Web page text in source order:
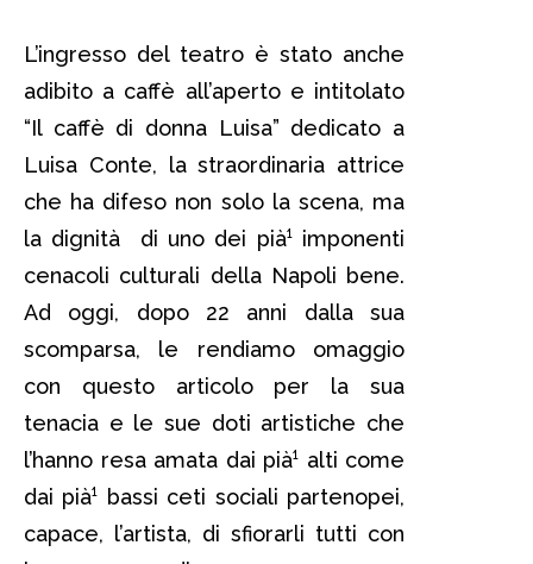
L’ingresso del teatro è stato anche
adibito a caffè all’aperto e intitolato
“Il caffè di donna Luisa” dedicato a
Luisa Conte, la straordinaria attrice
che ha difeso non solo la scena, ma
la dignità di uno dei pià¹ imponenti
cenacoli culturali della Napoli bene.
Ad oggi, dopo 22 anni dalla sua
scomparsa, le rendiamo omaggio
con questo articolo per la sua
tenacia e le sue doti artistiche che
l’hanno resa amata dai pià¹ alti come
dai pià¹ bassi ceti sociali partenopei,
capace, l’artista, di sfiorarli tutti con